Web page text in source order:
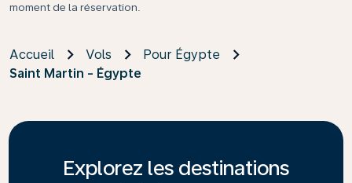
moment de la réservation.
Accueil Vols
Pour Égypte
Saint Martin - Égypte
Explorez les destinations